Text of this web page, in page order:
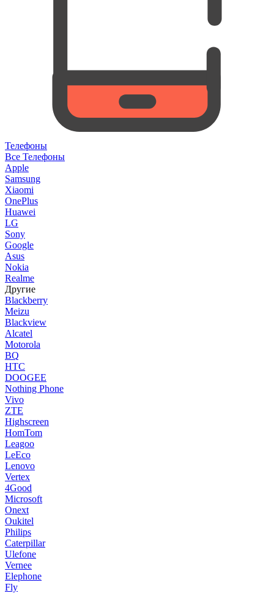
Телефоны
Все Телефоны
Apple
Samsung
Xiaomi
OnePlus
Huawei
LG
Sony
Google
Asus
Nokia
Realme
Другие
Blackberry
Meizu
Blackview
Alcatel
Motorola
BQ
HTC
DOOGEE
Nothing Phone
Vivo
ZTE
Highscreen
HomTom
Leagoo
LeEco
Lenovo
Vertex
4Good
Microsoft
Onext
Oukitel
Philips
Caterpillar
Ulefone
Vernee
Elephone
Fly